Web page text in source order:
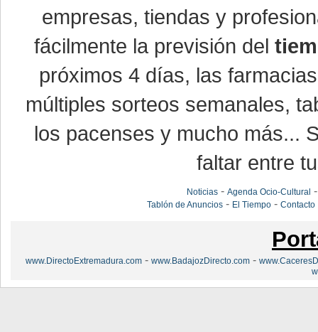
empresas, tiendas y
fácilmente la previsión del
próximos 4 días, las
múltiples sorteos semanales,
los pacenses y mucho más...
faltar entre
Noticias -Agenda Ocio-Cultural
Tablón de Anuncios - El Tiempo -Contacto
www.DirectoExtremadura.com - www.BadajozDirecto.com -